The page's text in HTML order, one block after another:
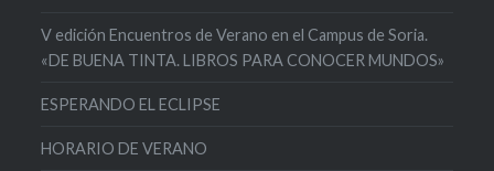
V edición Encuentros de Verano en el Campus de Soria.
«DE BUENA TINTA. LIBROS PARA CONOCER MUNDOS»
ESPERANDO EL ECLIPSE
HORARIO DE VERANO